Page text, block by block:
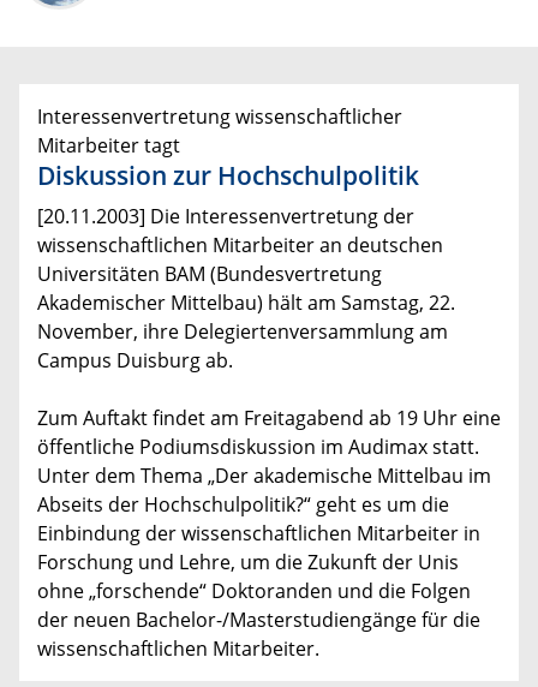
Interessenvertretung wissenschaftlicher
Mitarbeiter tagt
Diskussion zur Hochschulpolitik
[20.11.2003] Die Interessenvertretung der
wissenschaftlichen Mitarbeiter an deutschen
Universitäten BAM (Bundesvertretung
Akademischer Mittelbau) hält am Samstag, 22.
November, ihre Delegiertenversammlung am
Campus Duisburg ab.
Zum Auftakt findet am Freitagabend ab 19 Uhr eine
öffentliche Podiumsdiskussion im Audimax statt.
Unter dem Thema „Der akademische Mittelbau im
Abseits der Hochschulpolitik?“ geht es um die
Einbindung der wissenschaftlichen Mitarbeiter in
Forschung und Lehre, um die Zukunft der Unis
ohne „forschende“ Doktoranden und die Folgen
der neuen Bachelor-/Masterstudiengänge für die
wissenschaftlichen Mitarbeiter.